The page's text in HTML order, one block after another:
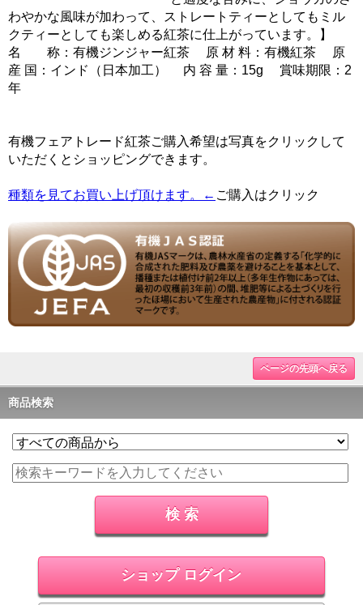
わやかな風味が加わって、ストレートティーとしてもミル
クティーとしても楽しめる紅茶に仕上がっています。】
名 称：有機ジンジャー紅茶 原 材 料：有機紅茶 原
産 国：インド（日本加工） 内 容 量：15g 賞味期限：2
年
有機フェアトレード紅茶ご購入希望は写真をクリックして
いただくとショッピングできます。
種類を見てお買い上げ頂けます。← ご購入はクリック
ページの先頭へ戻る
商品検索
ショップ ログイン